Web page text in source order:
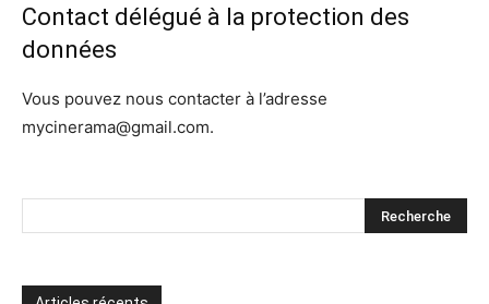
Contact délégué à la protection des
données
Vous pouvez nous contacter à l’adresse
mycinerama@gmail.com.